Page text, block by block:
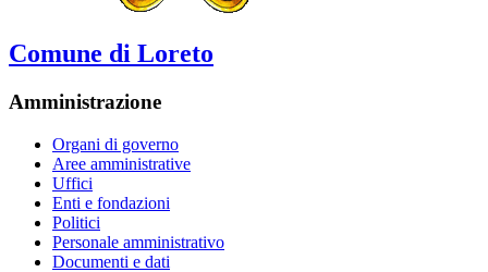
Comune di Loreto
Amministrazione
Organi di governo
Aree amministrative
Uffici
Enti e fondazioni
Politici
Personale amministrativo
Documenti e dati